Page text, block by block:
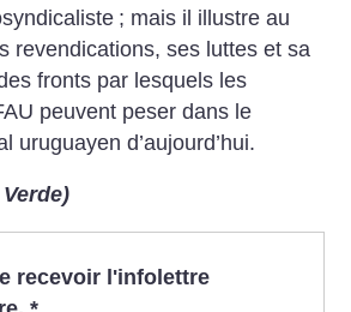
; mais il illustre au
revendications, ses luttes et sa
fronts par lesquels les
peuvent peser dans le
uruguayen d’aujourd’hui.
recevoir l'infolettre